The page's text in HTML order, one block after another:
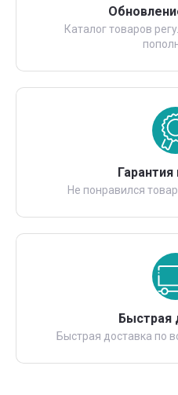
Каталог товаров
Гарантия
Не понравился
Быстрая
Быстрая доставка по